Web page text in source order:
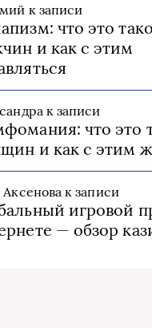
к записи
что это
и как с этим
к записи
что это
и как с этим
к записи
игровой
— обзор